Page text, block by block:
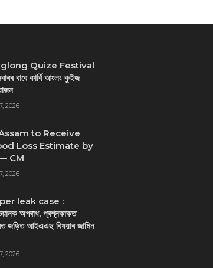
Quize Festival
বাবে কাৰ্বি আংলং কুইজ
2026
to Receive
Loss Estimate by
CM
2026
leak case :
অপৰাধ, প্ৰশ্নকাকত
জড়িত আইএএছ বিষয়াৰ জামিন
2026